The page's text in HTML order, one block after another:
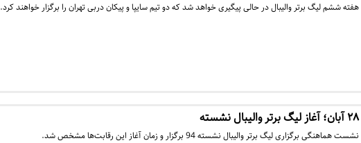
هفته ششم لیگ برتر والیبال در حالی پیگیری خواهد شد که دو تیم سایپا و پیکان دربی تهران را برگزار خواهند کرد.
۲۸ آبان؛ آغاز لیگ برتر والیبال نشسته
نشست هماهنگی برگزاری لیگ برتر والیبال نشسته 94 برگزار و زمان آغاز این رقابت‌ها مشخص شد.